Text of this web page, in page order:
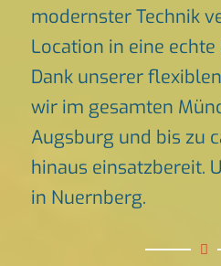
modernster Technik
Location in eine
Dank unserer
wir im gesamten
Augsburg und bis zu
hinaus einsatzbereit.
in Nuernberg.